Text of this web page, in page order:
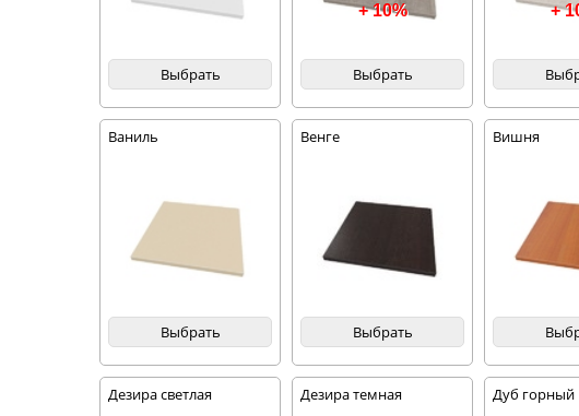
Выбрать
+ 10%
Выбрать
+
Ваниль
Выбрать
Венге
Выбрать
Вишня
Дезира светлая Дезира темная Дуб горный